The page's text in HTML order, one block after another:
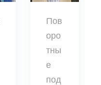
Пов
оро
тны
е
под